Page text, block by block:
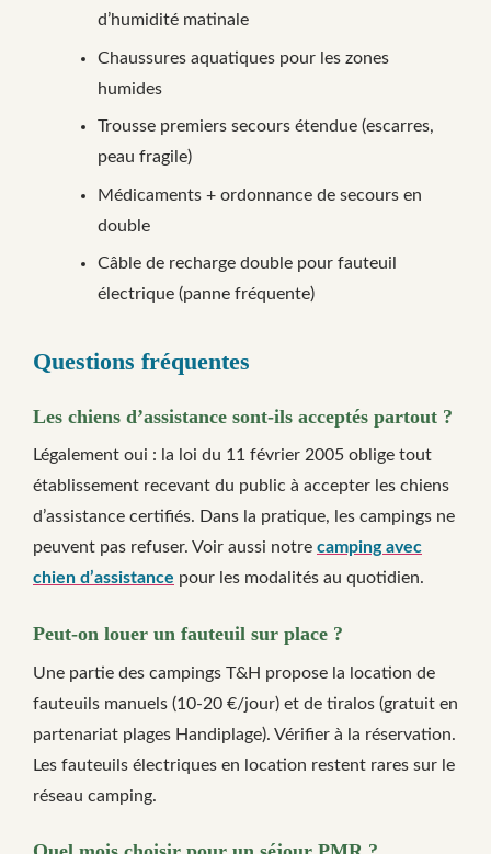
d’humidité matinale
Chaussures aquatiques pour les zones
humides
Trousse premiers secours étendue (escarres,
peau fragile)
Médicaments + ordonnance de secours en
double
Câble de recharge double pour fauteuil
électrique (panne fréquente)
Questions fréquentes
Les chiens d’assistance sont-ils acceptés partout ?
Légalement oui : la loi du 11 février 2005 oblige tout
établissement recevant du public à accepter les chiens
d’assistance certifiés. Dans la pratique, les campings ne
peuvent pas refuser. Voir aussi notre camping avec
chien d’assistance pour les modalités au quotidien.
Peut-on louer un fauteuil sur place ?
Une partie des campings T&H propose la location de
fauteuils manuels (10-20 €/jour) et de tiralos (gratuit en
partenariat plages Handiplage). Vérifier à la réservation.
Les fauteuils électriques en location restent rares sur le
réseau camping.